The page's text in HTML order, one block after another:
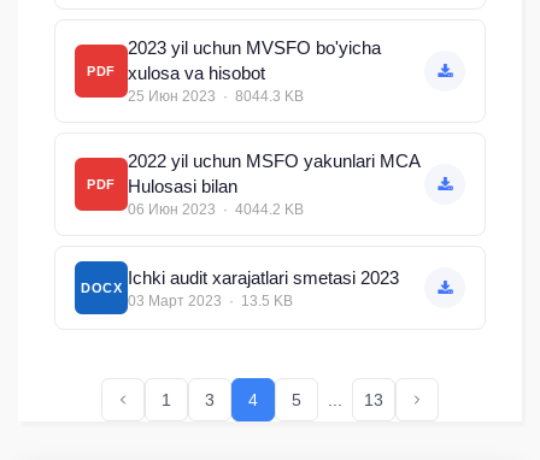
PDF
2023 yil uchun MVSFO bo'yicha
xulosa va hisobot
25 Июн 2023 · 8044.3 KB
PDF
2022 yil uchun MSFO yakunlari MCA
Hulosasi bilan
06 Июн 2023 · 4044.2 KB
DOCX
Ichki audit xarajatlari smetasi 2023
03 Март 2023 · 13.5 KB
1 3 4 5 13